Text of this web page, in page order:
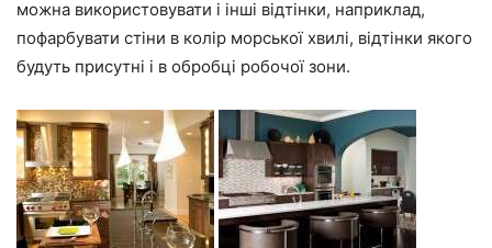
можна використовувати і інші відтінки, наприклад,
пофарбувати стіни в колір морської хвилі, відтінки якого
будуть присутні і в обробці робочої зони.